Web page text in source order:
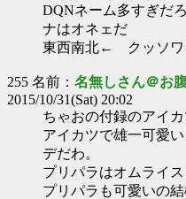
DQNネーム多すぎだ
ナはオネェだ
東西南北← クッソワ
255 名前： 名無しさん＠お
2015/10/31(Sat) 20:02
ちゃおの付録のアイ
アイカツで雄一可愛
デだわ。
プリパラはオムライ
プリパラも可愛いの結